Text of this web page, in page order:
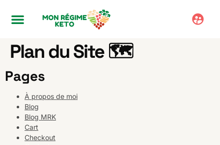
Plan du Site 🗺️
Pages
À propos de moi
Blog
Blog MRK
Cart
Checkout